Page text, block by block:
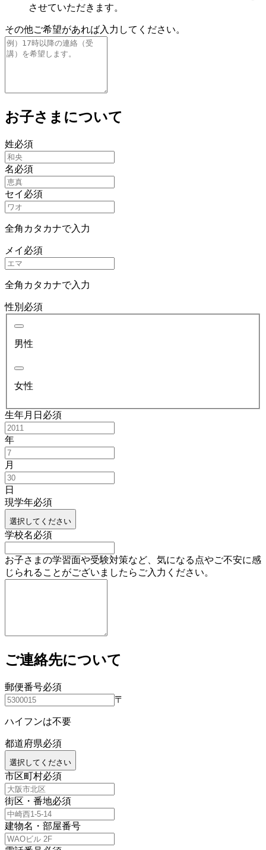
させていただきます。
その他ご希望があれば入力してください。
お子さまについて
姓必須
名必須
セイ 必須
全角カタカナで入力
メイ 必須
全角カタカナで入力
性別 必須
男性
女性
生年月日 必須
年
月
日
現学年必須
選択してください
学校名必須
お子さまの学習面や受験対策など、気になる点やご不安に感
じられることがございましたらご入力ください。
ご連絡先について
郵便番号必須
〒
ハイフンは不要
都道府県必須
選択してください
市区町村必須
街区・番地必須
建物名・部屋番号